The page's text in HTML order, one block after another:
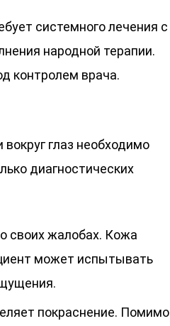
системного лечения с
народной терапии.
контролем врача.
глаз необходимо
диагностических
своих жалобах. Кожа
может испытывать
покраснение. Помимо